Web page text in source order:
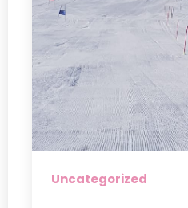
Uncategorized